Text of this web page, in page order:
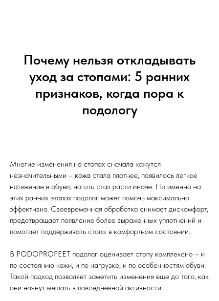
Почему нельзя откладывать
уход за стопами: 5 ранних
признаков, когда пора к
подологу
Многие изменения на стопах сначала кажутся
незначительными – кожа стала плотнее, появилось легкое
натяжение в обуви, ноготь стал расти иначе. Но именно на
этих ранних этапах подолог может помочь максимально
эффективно. Своевременная обработка снимает дискомфорт,
предотвращает появление более выраженных уплотнений и
помогает поддерживать стопы в комфортном состоянии.
В PODOPROFEET подолог оценивает стопу комплексно – и
по состоянию кожи, и по нагрузке, и по особенностям обуви.
Такой подход позволяет заметить изменения еще до того, как
они начнут мешать в повседневной активности.